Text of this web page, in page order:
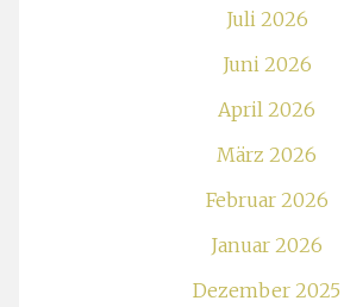
Juli 2026
Juni 2026
April 2026
März 2026
Februar 2026
Januar 2026
Dezember 2025